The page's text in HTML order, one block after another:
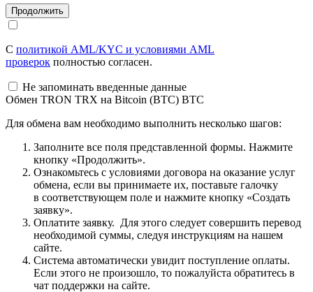
С политикой AML/KYC и условиями AML
проверок полностью согласен.
Не запоминать введенные данные
Обмен TRON TRX на Bitcoin (BTC) BTC
Для обмена вам необходимо выполнить несколько шагов:
Заполните все поля представленной формы. Нажмите
кнопку «Продолжить».
Ознакомьтесь с условиями договора на оказание услуг
обмена, если вы принимаете их, поставьте галочку
в соответствующем поле и нажмите кнопку «Создать
заявку».
Оплатите заявку. Для этого следует совершить перевод
необходимой суммы, следуя инструкциям на нашем
сайте.
Система автоматически увидит поступление оплаты.
Если этого не произошло, то пожалуйста обратитесь в
чат поддержки на сайте.